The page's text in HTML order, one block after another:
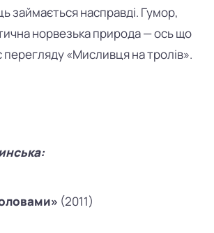
займається насправді. Гумор,
норвезька природа—ось що
перегляду«Мисливця на тролів».
(2011)